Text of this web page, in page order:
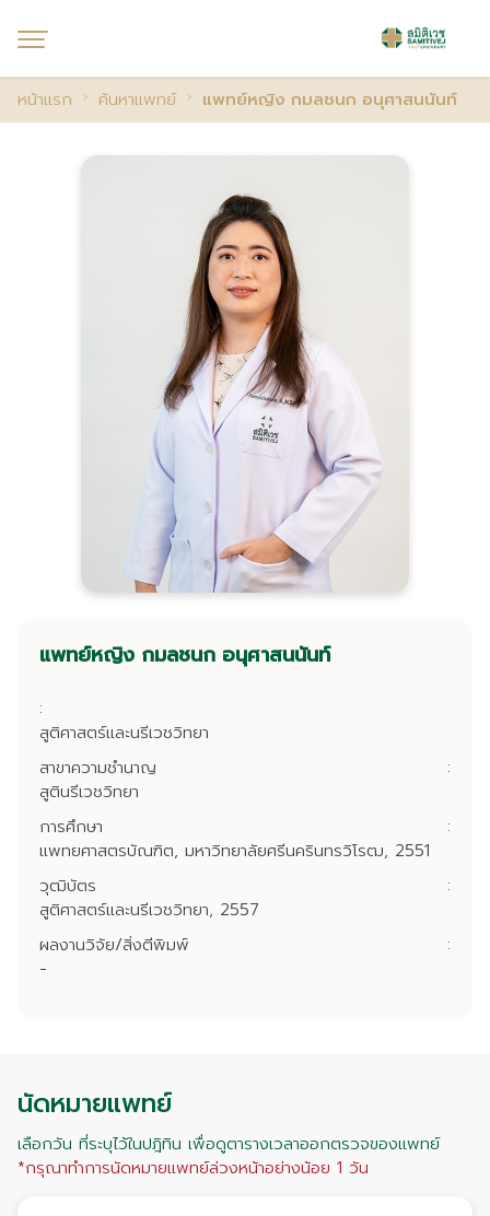
หน้าแรก ค้นหาแพทย์ แพทย์หญิง กมลชนก อนุศาสนนันท์
แพทย์หญิง กมลชนก อนุศาสนนันท์
:
สูติศาสตร์และนรีเวชวิทยา
สาขาความชำนาญ
:
สูตินรีเวชวิทยา
การศึกษา
:
แพทยศาสตรบัณฑิต, มหาวิทยาลัยศรีนครินทรวิโรฒ, 2551
วุฒิบัตร
:
สูติศาสตร์และนรีเวชวิทยา, 2557
ผลงานวิจัย/สิ่งตีพิมพ์
:
-
นัดหมายแพทย์
เลือกวัน ที่ระบุไว้ในปฎิทิน เพื่อดูตารางเวลาออกตรวจของแพทย์
*กรุณาทำการนัดหมายแพทย์ล่วงหน้าอย่างน้อย 1 วัน